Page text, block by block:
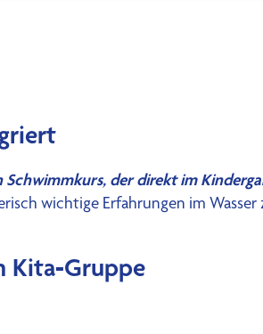
Schwimmkurs, der direkt im
wichtige Erfahrungen im Wasser
Kita‑Gruppe